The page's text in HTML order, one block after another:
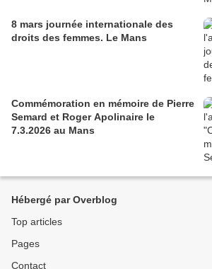
8 mars journée internationale des
droits des femmes. Le Mans
Commémoration en mémoire de Pierre
Semard et Roger Apolinaire le
7.3.2026 au Mans
Hébergé par Overblog
Top articles
Pages
Contact